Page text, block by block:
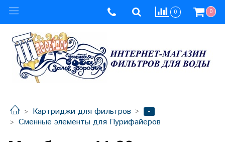
0 0
Картриджи для фильтров
-
Сменные элементы для Пурифайеров